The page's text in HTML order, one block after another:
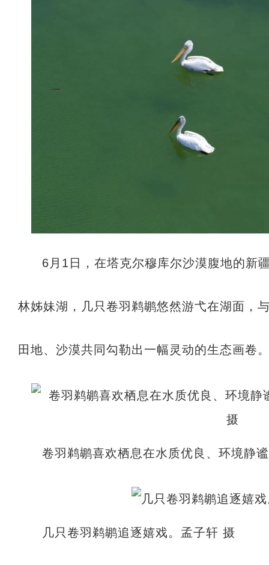
6月1日，在塔克尔穆库尔沙漠腹地的新
林姊妹湖，几只卷羽鹈鹕悠然游弋在湖面，
田地、沙漠共同勾勒出一幅灵动的生态画卷
卷羽鹈鹕喜欢栖息在水质优良、环境静
几只卷羽鹈鹕追逐嬉戏。孟子轩 摄